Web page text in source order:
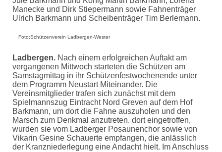
Manecke und Dirk Stiepermann sowie Fahnenträger
Ulrich Barkmann und Scheibenträger Tim Berlemann.
Foto:Schützenverein Ladbergen-Wester
Ladbergen. Nach einem erfolgreichen Auftakt am
vergangenen Mittwoch starteten die Schützen am
Samstagmittag in ihr Schützenfestwochenende unter
dem Programm Neustart Miteinander. Die
Vereinsmitglieder trafen sich zunächst mit dem
Spielmannszug Eintracht Nord Greven auf dem Hof
Barkmann, um dort die Fahne auszuholen und den
Marsch zum Denkmal anzutreten. dort eingetroffen,
wurden sie vom Ladberger Posaunenchor sowie von
Vikarin Gesine Schauerte empfangen, die anlässlich
der Kranzniederlegung eine Andacht hielt. Im Anschluss